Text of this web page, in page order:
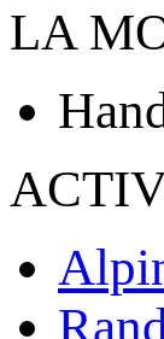
LA